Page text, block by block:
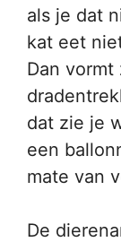
als je dat
kat eet
Dan
dat zie je
een
mate van
De